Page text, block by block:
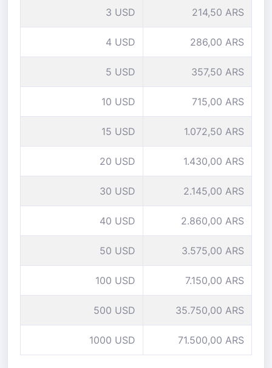
3 USD 214,50 ARS
4 USD 286,00 ARS
5 USD 357,50 ARS
10 USD 715,00 ARS
15 USD 1.072,50 ARS
20 USD 1.430,00 ARS
30 USD 2.145,00 ARS
40 USD 2.860,00 ARS
50 USD 3.575,00 ARS
100 USD 7.150,00 ARS
500 USD 35.750,00 ARS
1000 USD 71.500,00 ARS